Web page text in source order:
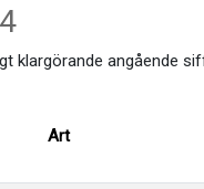
klargörande angående
Art